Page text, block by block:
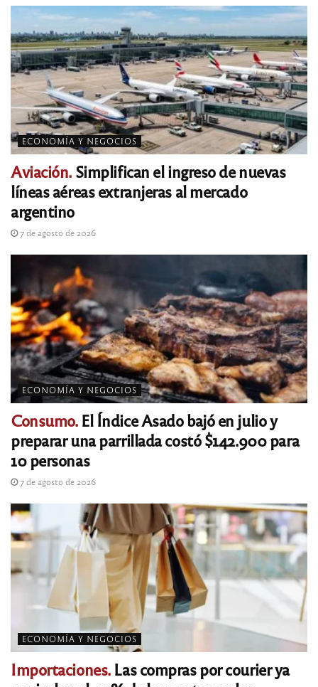
ECONOMÍA Y NEGOCIOS
Aviación. Simplifican el ingreso de nuevas
líneas aéreas extranjeras al mercado
argentino
7 de agosto de 2026
ECONOMÍA Y NEGOCIOS
Consumo.El Índice Asado bajó en julio y
preparar una parrillada costó $142.900 para
10 personas
7 de agosto de 2026
ECONOMÍA Y NEGOCIOS
Importaciones.Las compras por courier ya